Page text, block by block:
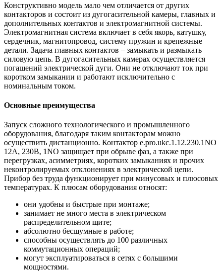
Конструктивно модель мало чем отличается от других
контакторов и состоит из дугогасительной камеры, главных и
дополнительных контактов и электромагнитной системы.
Электромагнитная система включает в себя якорь, катушку,
сердечник, магнитопровод, систему пружин и крепежные
детали. Задача главных контактов – замыкать и размыкать
силовую цепь. В дугогасительных камерах осуществляется
погашений электрической дуги. Они не отключают ток при
коротком замыкании и работают исключительно с
номинальным током.
Основные преимущества
Запуск сложного технологического и промышленного
оборудования, благодаря таким контакторам можно
осуществить дистанционно. Контактор e.pro.ukc.1.12.230.1NO
12А, 230В, 1NO защищает при обрыве фаз, а также при
перегрузках, асимметриях, коротких замыканиях и прочих
неконтролируемых отклонениях в электрической цепи.
Прибор без труда функционирует при минусовых и плюсовых
температурах. К плюсам оборудования относят:
они удобны и быстрые при монтаже;
занимает не много места в электрическом
распределительном щите;
абсолютно бесшумные в работе;
способны осуществлять до 100 различных
коммутационных операций;
могут эксплуатироваться в сетях с большими
мощностями.